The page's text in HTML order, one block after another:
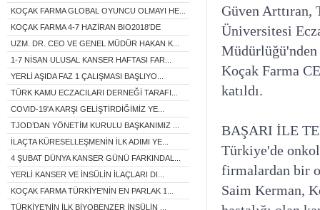
KOÇAK FARMA GLOBAL OYUNCU OLMAYI HE...
KOÇAK FARMA 4-7 HAZİRAN BIO2018'DE
UZM. DR. CEO VE GENEL MÜDÜR HAKAN K...
1-7 NİSAN ULUSAL KANSER HAFTASI FAR...
YERLİ AŞIDA FAZ 1 ÇALIŞMASI BAŞLIYO...
TÜRK KAMU ECZACILARI DERNEĞİ TARAFI...
COVID-19'A KARŞI GELİŞTİRDİĞİMİZ YE...
TJOD’DAN YÖNETİM KURULU BAŞKANIMIZ ...
İLAÇTA KÜRESELLEŞMENİN İLK ADIMI YE...
4 ŞUBAT DÜNYA KANSER GÜNÜ FARKINDAL...
YERLİ KANSER VE İNSÜLİN İLAÇLARI DI...
KOÇAK FARMA TÜRKİYE'NİN EN PARLAK 1...
TÜRKİYE’NİN İLK BİYOBENZER İNSÜLİN ...
Güven Arttıran,
Üniversitesi
Müdürlüğü'nden
Koçak Farma
katıldı.
BAŞARI İLE
Türkiye'de
firmalardan bir
Saim Kerman,